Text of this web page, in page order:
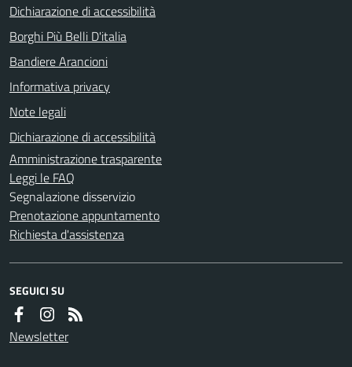
Dichiarazione di accessibilità
Borghi Più Belli D'italia
Bandiere Arancioni
Informativa privacy
Note legali
Dichiarazione di accessibilità
Amministrazione trasparente
Leggi le FAQ
Segnalazione disservizio
Prenotazione appuntamento
Richiesta d'assistenza
SEGUICI SU
Newsletter